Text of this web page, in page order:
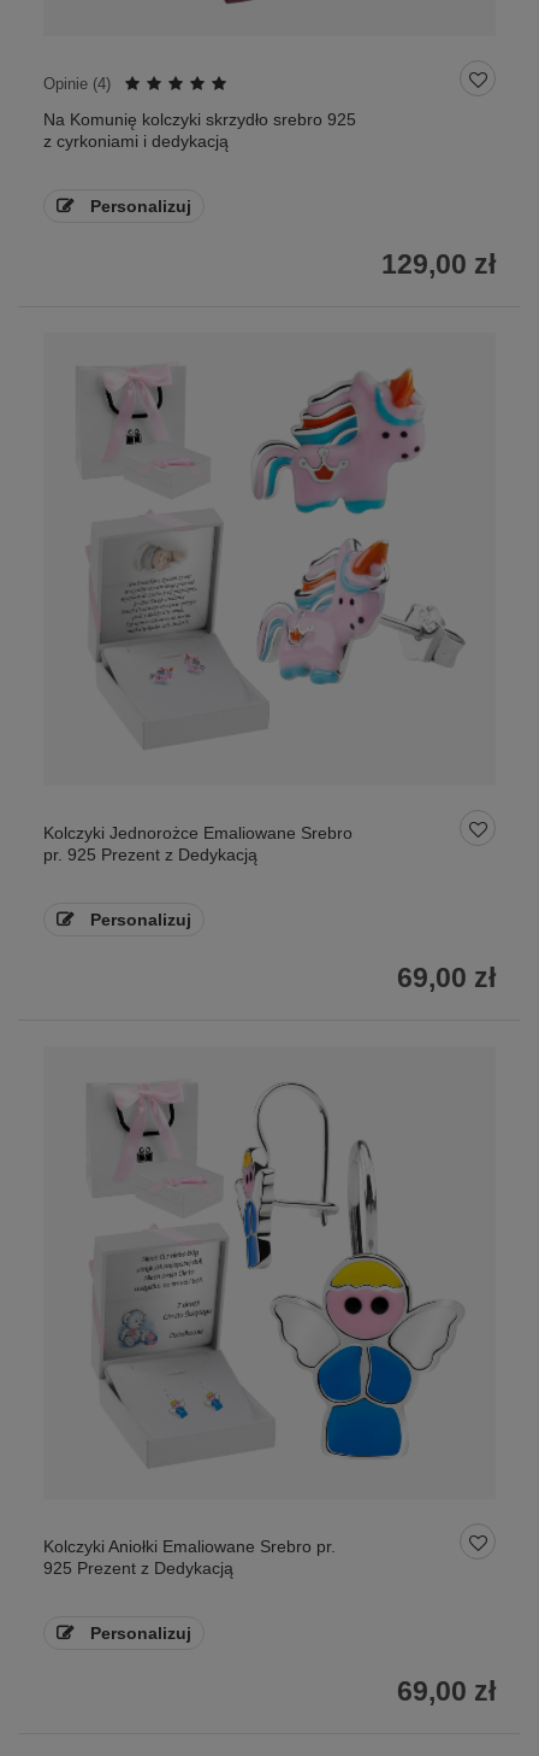
Opinie (4)
Na Komunię kolczyki skrzydło srebro 925
z cyrkoniami i dedykacją
Personalizuj
129,00 zł
Kolczyki Jednorożce Emaliowane Srebro
pr. 925 Prezent z Dedykacją
Personalizuj
69,00 zł
Kolczyki Aniołki Emaliowane Srebro pr.
925 Prezent z Dedykacją
Personalizuj
69,00 zł